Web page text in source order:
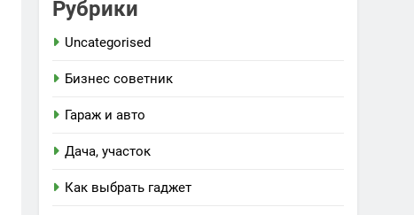
Рубрики
Uncategorised
Бизнес советник
Гараж и авто
Дача, участок
Как выбрать гаджет